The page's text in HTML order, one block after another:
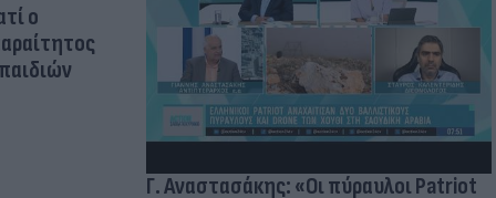
ο
Γ. Αναστασάκης: «Οι πύραυλοι Patriot